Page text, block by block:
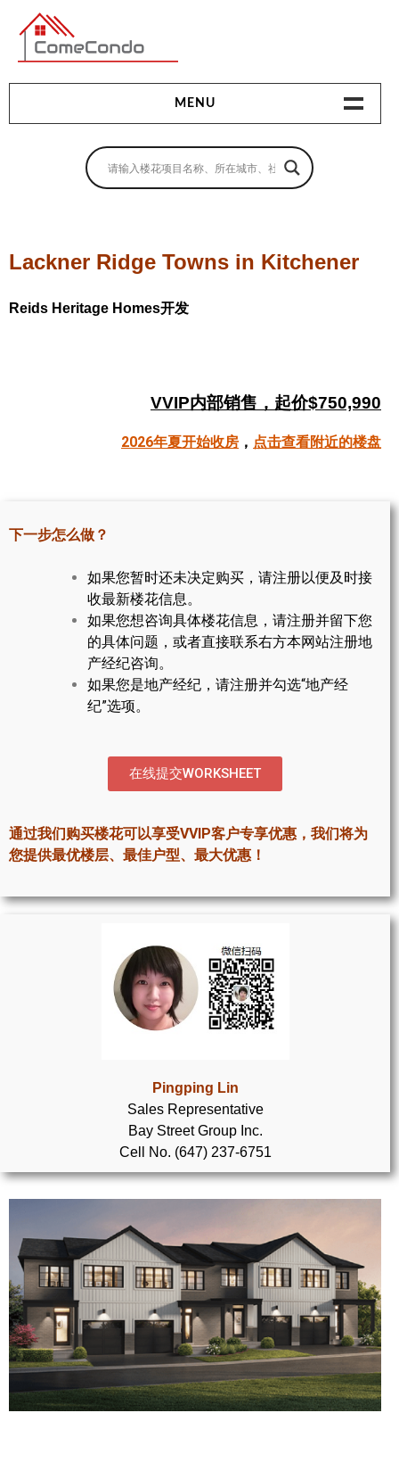
多伦多最新最全的楼花搜索引擎
MENU
地产相关
卖房指南
贷款指南
楼花地图
楼花转让专区
多伦多市中心楼花项目
怡陶碧谷社区介绍
密西沙加社区介绍
奥克维尔楼花项目
列治文山楼花项目
新居民
留学生指南
实用链接
加拿大房地产网站
大多伦多教育网站
大多伦多医疗机构
加拿大银行贷款机构
Lackner Ridge Towns in Kitchener
Reids Heritage Homes开发
VVIP内部销售，起价$750,990
2026年夏开始收房 ， 点击查看附近的楼盘
下一步怎么做？
如果您暂时还未决定购买，请注册以便及时接
收最新楼花信息。
如果您想咨询具体楼花信息，请注册并留下您
的具体问题，或者直接联系右方本网站注册地
产经纪咨询。
如果您是地产经纪，请注册并勾选“地产经
纪”选项。
在线提交WORKSHEET
通过我们购买楼花可以享受VVIP客户专享优惠，我们将为
您提供最优楼层、最佳户型、最大优惠！
Pingping Lin
Sales Representative
Bay Street Group Inc.
Cell No. (647) 237-6751